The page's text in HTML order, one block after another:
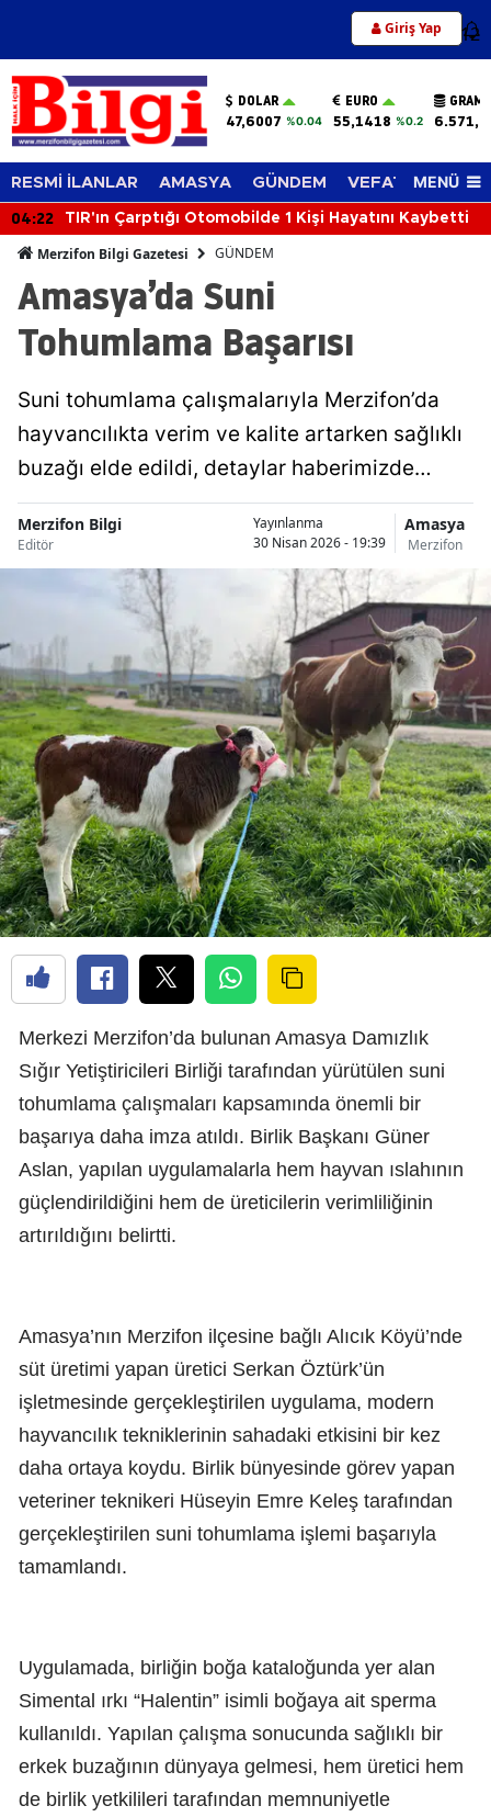
Giriş Yap 12
DOLAR
47,6007 %0.04
EURO
55,1418 %0.2
GRAM
RESMİ İLANLAR AMASYA GÜNDEM VEFAT EDENLER
MENÜ
04:22 TIR'ın Çarptığı Otomobilde 1 Kişi Hayatını Kaybetti
Merzifon Bilgi Gazetesi GÜNDEM
Amasya’da Suni
Tohumlama Başarısı
Suni tohumlama çalışmalarıyla Merzifon’da
hayvancılıkta verim ve kalite artarken sağlıklı
buzağı elde edildi, detaylar haberimizde…
Merzifon Bilgi
Editör
Yayınlanma
30 Nisan 2026 - 19:39
Amasya
Merzifon
Merkezi Merzifon’da bulunan Amasya Damızlık
Sığır Yetiştiricileri Birliği tarafından yürütülen suni
tohumlama çalışmaları kapsamında önemli bir
başarıya daha imza atıldı. Birlik Başkanı Güner
Aslan, yapılan uygulamalarla hem hayvan ıslahının
güçlendirildiğini hem de üreticilerin verimliliğinin
artırıldığını belirtti.
Amasya’nın Merzifon ilçesine bağlı Alıcık Köyü’nde
süt üretimi yapan üretici Serkan Öztürk’ün
işletmesinde gerçekleştirilen uygulama, modern
hayvancılık tekniklerinin sahadaki etkisini bir kez
daha ortaya koydu. Birlik bünyesinde görev yapan
veteriner teknikeri Hüseyin Emre Keleş tarafından
gerçekleştirilen suni tohumlama işlemi başarıyla
tamamlandı.
Uygulamada, birliğin boğa kataloğunda yer alan
Simental ırkı “Halentin” isimli boğaya ait sperma
kullanıldı. Yapılan çalışma sonucunda sağlıklı bir
erkek buzağının dünyaya gelmesi, hem üretici hem
de birlik yetkilileri tarafından memnuniyetle